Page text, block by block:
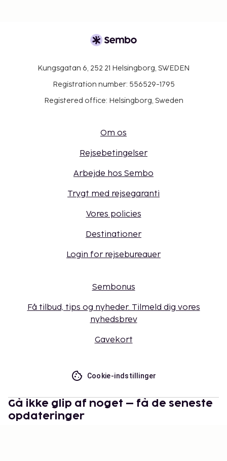
Kungsgatan 6, 252 21 Helsingborg, SWEDEN
Registration number: 556529-1795
Registered office: Helsingborg, Sweden
Om os
Rejsebetingelser
Arbejde hos Sembo
Trygt med rejsegaranti
Vores policies
Destinationer
Login for rejsebureauer
Sembonus
Få tilbud, tips og nyheder. Tilmeld dig vores
nyhedsbrev
Gavekort
Cookie-indstillinger
Gå ikke glip af noget – få de seneste
opdateringer